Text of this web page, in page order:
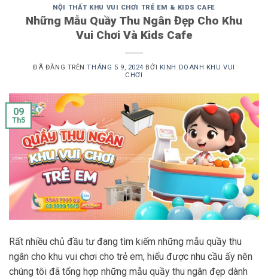
NỘI THẤT KHU VUI CHƠI TRẺ EM & KIDS CAFE
Những Mẫu Quầy Thu Ngân Đẹp Cho Khu
Vui Chơi Và Kids Cafe
ĐÃ ĐĂNG TRÊNTHÁNG 5 9, 2024 BỞI
KINH DOANH KHU VUI
CHƠI
09
Th5
Rất nhiều chủ đầu tư đang tìm kiếm những mẫu quầy thu
ngân cho khu vui chơi cho trẻ em, hiểu được nhu cầu ấy nên
chúng tôi đã tổng hợp những mẫu quầy thu ngân đẹp dành